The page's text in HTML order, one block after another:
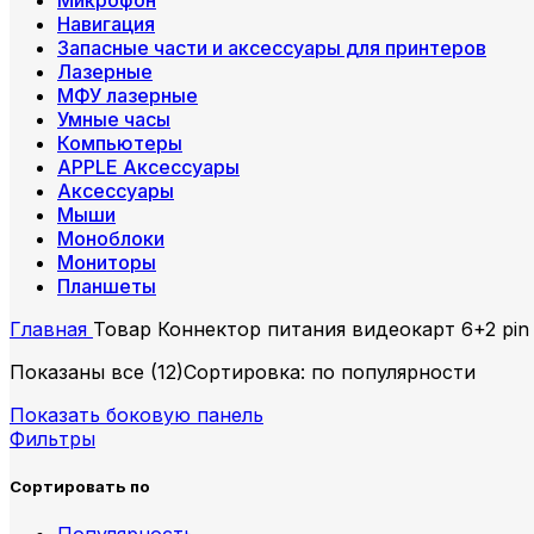
Навигация
Запасные части и аксессуары для принтеров
Лазерные
МФУ лазерные
Умные часы
Компьютеры
APPLE Аксессуары
Аксессуары
Мыши
Моноблоки
Мониторы
Планшеты
Главная Товар Коннектор питания видеокарт 6+2 pin
Показаны все (12)Сортировка: по популярности
Показать боковую панель
Фильтры
Сортировать по